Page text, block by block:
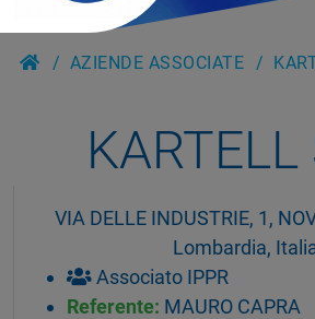
AZIENDE ASSOCIATE
KARTELL
VIA DELLE INDUSTRIE, 1,
Lombardia,
Associato IPPR
Referente: MAURO CAPRA